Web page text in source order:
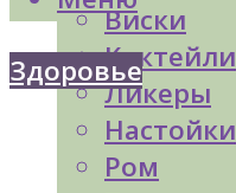
Виски
Коктейли
Ликеры
Настойки
Ром
Здоровье